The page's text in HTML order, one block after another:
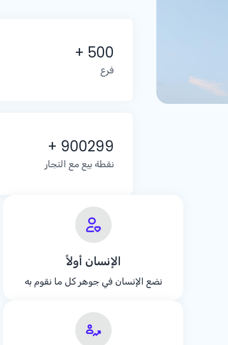
+ 500
فرع
+ 900299
نقطة بيع مع التجار
الإنسان أولاً
نضع الإنسان في جوهر كل ما نقوم به